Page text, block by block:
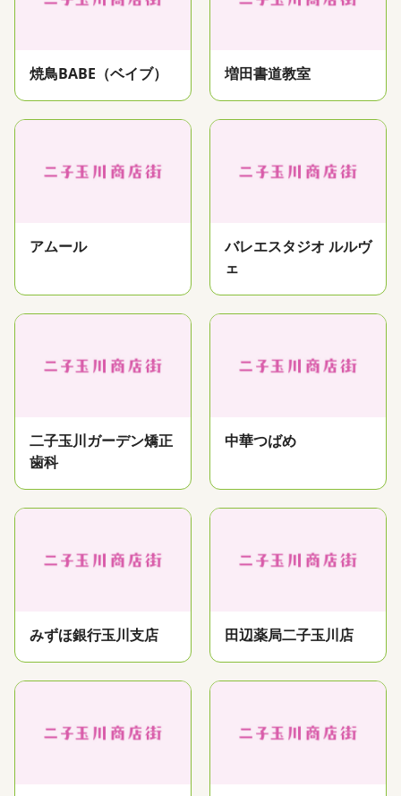
焼鳥BABE（ベイブ） 増田書道教室
アムール
バレエスタジオ ルルヴ
ェ
二子玉川ガーデン矯正
歯科
中華つばめ
みずほ銀行玉川支店 田辺薬局二子玉川店